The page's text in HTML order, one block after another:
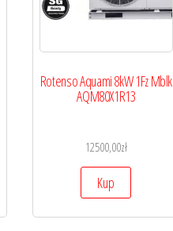
Rotenso Aquami 8kW 1Fz Mblk
AQM80X1R13
12500,00zł
Kup